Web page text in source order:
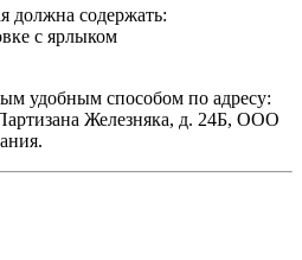
должна содержать:
с ярлыком
удобным способом по адресу:
Железняка, д. 24Б, ООО